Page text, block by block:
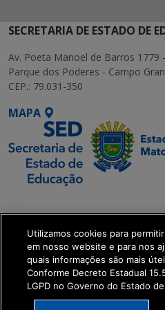
SECRETARIA DE ESTADO DE
Av. Poeta Manoel de Barros 1779
Parque dos Poderes - Campo
CEP.: 79.031-350
MAPA
Transformação Digital
get_footer();
Utilizamos cookies para
em nosso website e para nos
quais informações são mais
Conforme Decreto Estadual
LGPD no Governo do Estado